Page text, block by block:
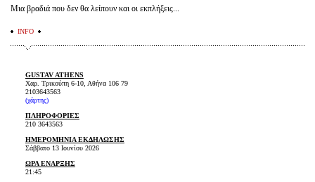
Μια βραδιά που δεν θα λείπουν και οι εκπλήξεις...
INFO
GUSTAV ATHENS
Χαρ. Τρικούπη 6-10, Αθήνα 106 79
2103643563
(χάρτης)
ΠΛΗΡΟΦΟΡΙΕΣ
210 3643563
ΗΜΕΡΟΜΗΝΙΑ ΕΚΔΗΛΩΣΗΣ
Σάββατο 13 Ιουνίου 2026
ΩΡΑ ΕΝΑΡΞΗΣ
21:45